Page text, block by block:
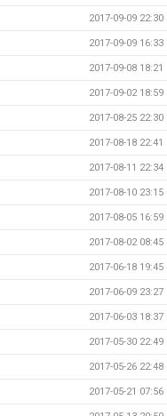
2017-09-09 22:30
2017-09-09 16:33
2017-09-08 18:21
2017-09-02 18:59
2017-08-25 22:30
2017-08-18 22:41
2017-08-11 22:34
2017-08-10 23:15
2017-08-05 16:59
2017-08-02 08:45
2017-06-18 19:45
2017-06-09 23:27
2017-06-03 18:37
2017-05-30 22:49
2017-05-26 22:48
2017-05-21 07:56